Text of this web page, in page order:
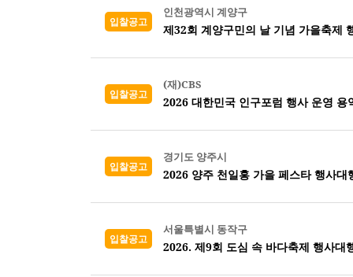
입찰공고
인천광역시 계양구
제32회 계양구민의 날 기념 가을축제
입찰공고
(재)CBS
2026 대한민국 인구포럼 행사 운영 용
입찰공고
경기도 양주시
2026 양주 천일홍 가을 페스타 행사대
입찰공고
서울특별시 동작구
2026. 제9회 도심 속 바다축제 행사대